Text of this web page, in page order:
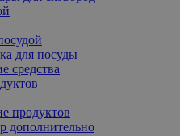
для посуды
средства
продуктов
дополнительно